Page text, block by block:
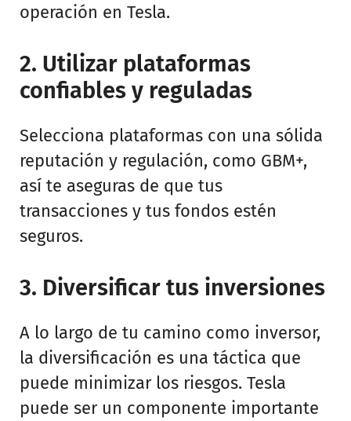
operación en Tesla.
2. Utilizar plataformas
confiables y reguladas
Selecciona plataformas con una sólida
reputación y regulación, como GBM+,
así te aseguras de que tus
transacciones y tus fondos estén
seguros.
3. Diversificar tus inversiones
A lo largo de tu camino como inversor,
la diversificación es una táctica que
puede minimizar los riesgos. Tesla
puede ser un componente importante